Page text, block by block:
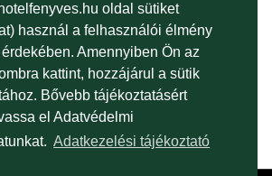
oldal sütiket
használ a felhasználói élmény
Amennyiben Ön az
kattint, hozzájárul a sütik
Bővebb tájékoztatásért
el Adatvédelmi
Adatkezelési tájékoztató